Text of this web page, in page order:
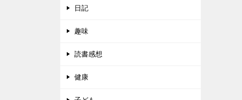
日記
趣味
読書感想
健康